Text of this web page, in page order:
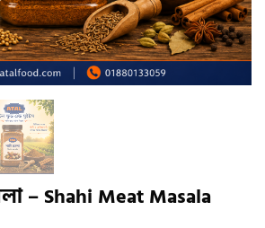
– Shahi Meat Masala